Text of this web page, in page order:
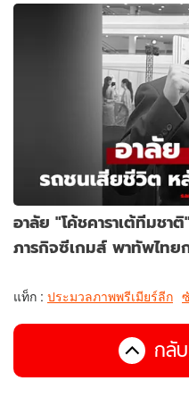
อาลัย "โค้ชคาราเต้ทีมช
ภารกิจซีเกมส์ พาทัพไทย
แท็ก : ประมวลภาพพรีเมียร์ลีก
กลั